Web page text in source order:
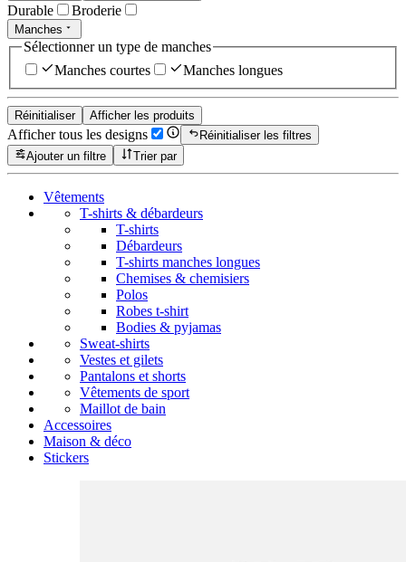
Durable Broderie
Manches
Sélectionner un type de manches
Manches courtes
Manches longues
Réinitialiser Afficher les produits
Afficher tous les designs
Réinitialiser les filtres
Ajouter un filtre
Trier par
Vêtements
T-shirts & débardeurs
T-shirts
Débardeurs
T-shirts manches longues
Chemises & chemisiers
Polos
Robes t-shirt
Bodies & pyjamas
Sweat-shirts
Vestes et gilets
Pantalons et shorts
Vêtements de sport
Maillot de bain
Accessoires
Maison & déco
Stickers